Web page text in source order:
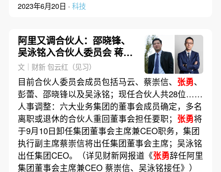
2023年6月20日 · 科技
阿里又调合伙人：邵晓锋、
吴泳铭入合伙人委员会 蒋凡
重任合伙人
文｜财新 包云红（见习）
目前合伙人委员会成员包括马云、蔡崇信、 张勇、
彭蕾、邵晓锋以及吴泳铭；现任合伙人共28位……
人事调整：六大业务集团的董事会成员确定，多名
离职或退休的合伙人重回董事会担任要职； 张勇将
于9月10日卸任集团董事会主席兼CEO职务，集团
执行副主席蔡崇信将出任集团董事会主席；吴泳铭
出任集团CEO。（详见财新网报道《张勇辞任阿里
集团董事会主席兼CEO 蔡崇信、吴泳铭接任》）